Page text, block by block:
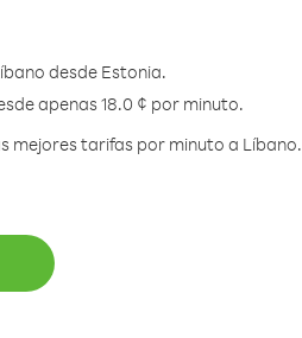
desde Estonia.
apenas 18.0 ¢ por minuto.
mejores tarifas por minuto a Líbano.